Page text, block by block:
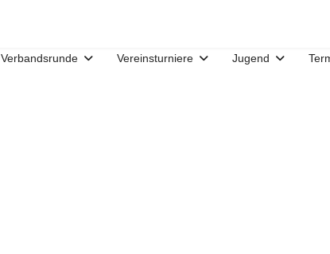
Verbandsrunde Vereinsturniere Jugend